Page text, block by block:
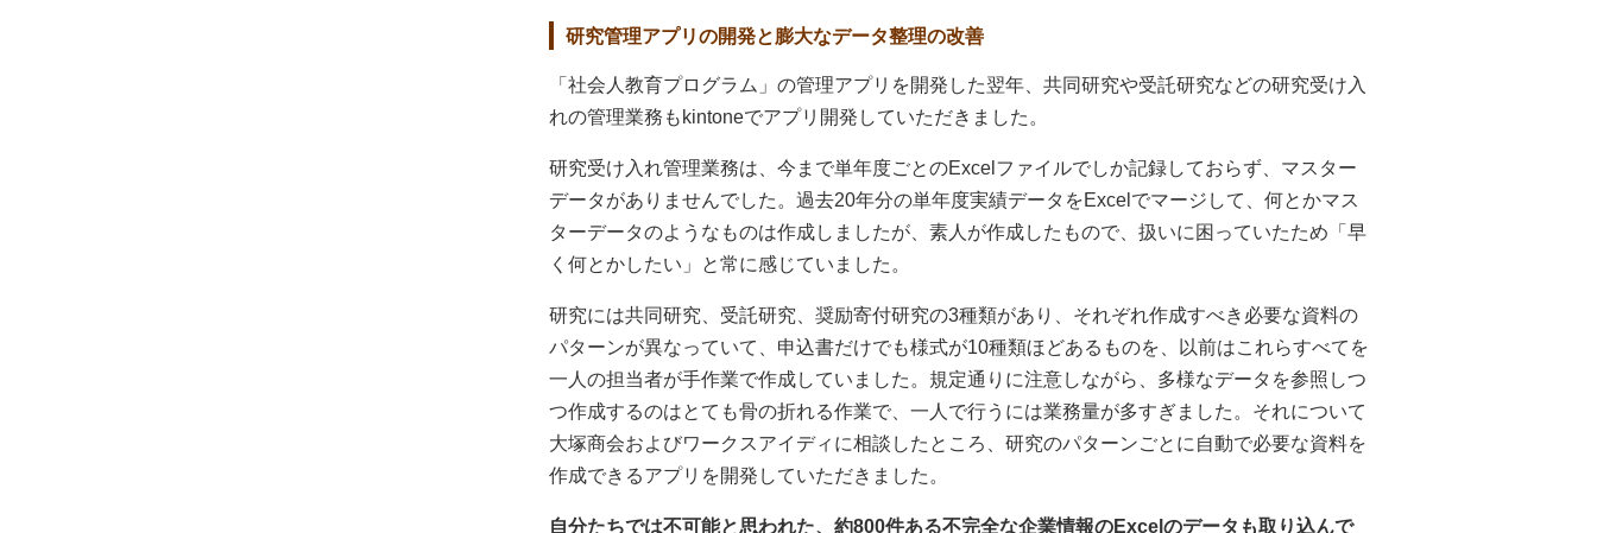
研究管理アプリの開発と膨大なデータ整理の改善
「社会人教育プログラム」の管理アプリを開発した翌年、共同研究や受託研究などの研究受け入
れの管理業務もkintoneでアプリ開発していただきました。
研究受け入れ管理業務は、今まで単年度ごとのExcelファイルでしか記録しておらず、マスター
データがありませんでした。過去20年分の単年度実績データをExcelでマージして、何とかマス
ターデータのようなものは作成しましたが、素人が作成したもので、扱いに困っていたため「早
く何とかしたい」と常に感じていました。
研究には共同研究、受託研究、奨励寄付研究の3種類があり、それぞれ作成すべき必要な資料の
パターンが異なっていて、申込書だけでも様式が10種類ほどあるものを、以前はこれらすべてを
一人の担当者が手作業で作成していました。規定通りに注意しながら、多様なデータを参照しつ
つ作成するのはとても骨の折れる作業で、一人で行うには業務量が多すぎました。それについて
大塚商会およびワークスアイディに相談したところ、研究のパターンごとに自動で必要な資料を
作成できるアプリを開発していただきました。
自分たちでは不可能と思われた、約800件ある不完全な企業情報のExcelのデータも取り込んで